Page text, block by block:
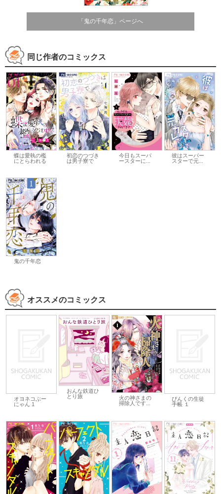
「鬼の千年恋」ページへ
同じ作者のコミックス
蝶は愛執の檻
にとらわれる
初恋のつづき
は男子寮で
今日もスーパ
ースターに...
彼はスーパー
スターで元...
鬼の千年恋
オススメのコミックス
オヨネコぶー
にゃん 1
おんな鉄道ひ
とり旅
火の神さまの
掃除人です...
ぴんくの生徒
手帳 １